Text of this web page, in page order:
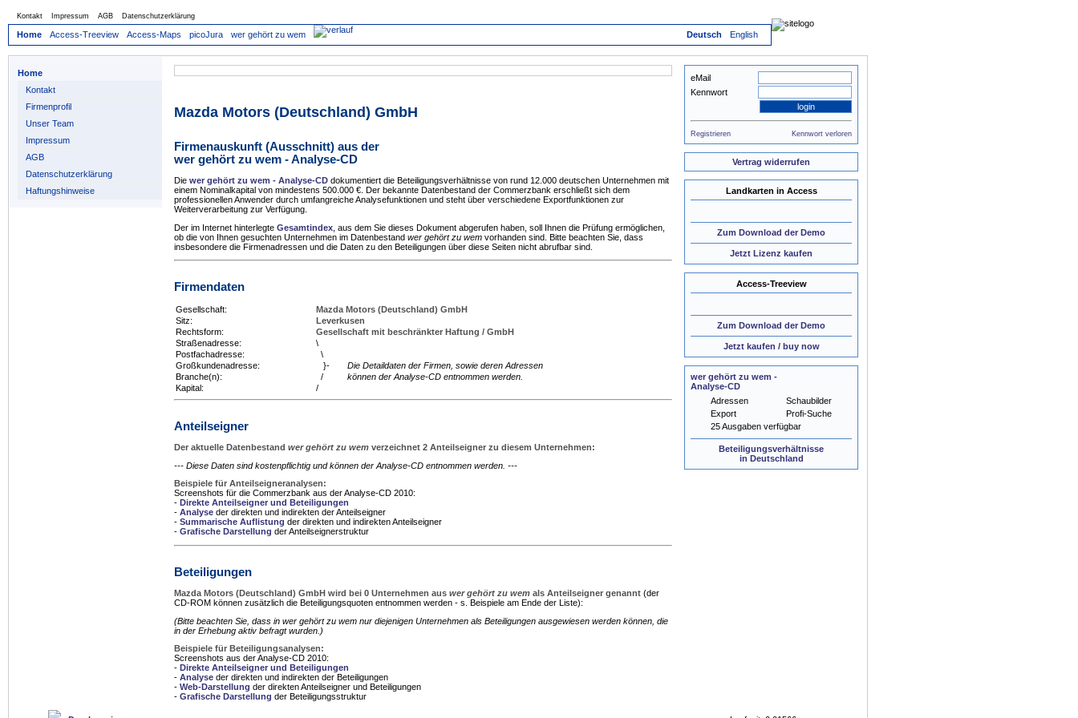
Kontakt Impressum AGB Datenschutzerklärung
Home Access-Treeview Access-Maps picoJura wer gehört zu wem Deutsch English
Home
Kontakt
Firmenprofil
Unser Team
Impressum
AGB
Datenschutzerklärung
Haftungshinweise
Mazda Motors (Deutschland) GmbH
Firmenauskunft (Ausschnitt) aus der
wer gehört zu wem - Analyse-CD
Die wer gehört zu wem - Analyse-CD dokumentiert die Beteiligungsverhältnisse von rund 12.000 deutschen Unternehmen mit
einem Nominalkapital von mindestens 500.000 €. Der bekannte Datenbestand der Commerzbank erschließt sich dem
professionellen Anwender durch umfangreiche Analysefunktionen und steht über verschiedene Exportfunktionen zur
Weiterverarbeitung zur Verfügung.
Der im Internet hinterlegte Gesamtindex , aus dem Sie dieses Dokument abgerufen haben, soll Ihnen die Prüfung ermöglichen,
ob die von Ihnen gesuchten Unternehmen im Datenbestand wer gehört zu wem vorhanden sind. Bitte beachten Sie, dass
insbesondere die Firmenadressen und die Daten zu den Beteiligungen über diese Seiten nicht abrufbar sind.
Firmendaten
Gesellschaft:
Mazda Motors (Deutschland) GmbH
Sitz:
Leverkusen
Rechtsform:
Gesellschaft mit beschränkter Haftung / GmbH
Straßenadresse:
\
Postfachadresse:
\
Großkundenadresse:
}-
Die Detaildaten der Firmen, sowie deren Adressen
Branche(n):
/
können der Analyse-CD entnommen werden.
Kapital:
/
Anteilseigner
Der aktuelle Datenbestand wer gehört zu wem verzeichnet 2 Anteilseigner zu diesem Unternehmen:
--- Diese Daten sind kostenpflichtig und können der Analyse-CD entnommen werden. ---
Beispiele für Anteilseigneranalysen:
Screenshots für die Commerzbank aus der Analyse-CD 2010:
- Direkte Anteilseigner und Beteiligungen
- Analyse der direkten und indirekten der Anteilseigner
- Summarische Auflistung der direkten und indirekten Anteilseigner
- Grafische Darstellung der Anteilseignerstruktur
Beteiligungen
Mazda Motors (Deutschland) GmbH wird bei 0 Unternehmen aus wer gehört zu wem als Anteilseigner genannt (der
CD-ROM können zusätzlich die Beteiligungsquoten entnommen werden - s. Beispiele am Ende der Liste):
(Bitte beachten Sie, dass in wer gehört zu wem nur diejenigen Unternehmen als Beteiligungen ausgewiesen werden können, die
in der Erhebung aktiv befragt wurden.)
Beispiele für Beteiligungsanalysen:
Screenshots aus der Analyse-CD 2010:
- Direkte Anteilseigner und Beteiligungen
- Analyse der direkten und indirekten der Beteiligungen
- Web-Darstellung der direkten Anteilseigner und Beteiligungen
- Grafische Darstellung der Beteiligungsstruktur
eMail
Kennwort
Registrieren Kennwort verloren
Vertrag widerrufen
Landkarten in Access
Zum Download der Demo
Jetzt Lizenz kaufen
Access-Treeview
Zum Download der Demo
Jetzt kaufen / buy now
wer gehört zu wem -
Analyse-CD
Adressen
Schaubilder
Export
Profi-Suche
25 Ausgaben verfügbar
Beteiligungsverhältnisse
in Deutschland